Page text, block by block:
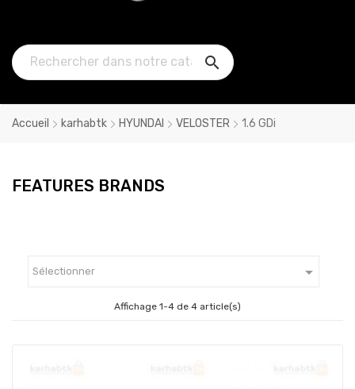
250DT D'ACHATS

Accueil karhabtk HYUNDAI VELOSTER 1.6 GDi
FEATURES BRANDS
Sélectionner 
Affichage 1-4 de 4 article(s)